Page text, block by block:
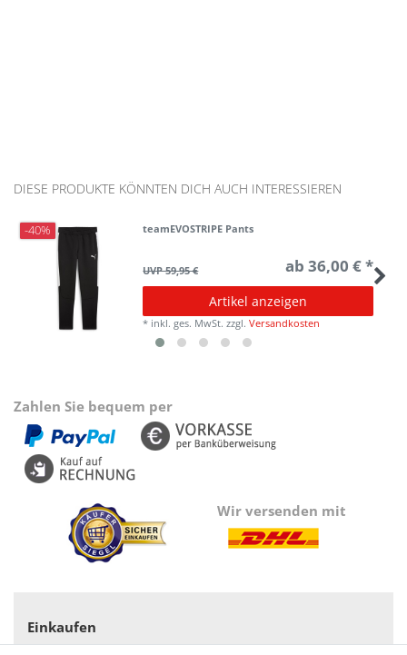
DIESE PRODUKTE KÖNNTEN DICH AUCH INTERESSIEREN
-40% teamEVOSTRIPE Pants
UVP 59,95 € ab 36,00 € *
Artikel anzeigen
* inkl. ges. MwSt. zzgl.Versandkosten
Zahlen Sie bequem per
Wir versenden mit
Einkaufen